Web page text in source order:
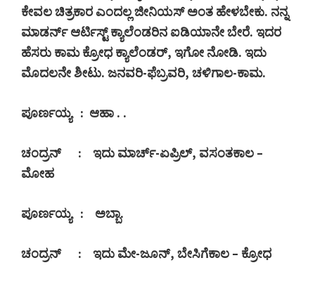
ಕೇವಲ ಚಿತ್ರಕಾರ ಎಂದಲ್ಲ ಜೀನಿಯಸ್ ಅಂತ ಹೇಳಬೇಕು. ನನ್ನ
ಮಾಡರ್ನ್ ಆರ್ಟಿಸ್ಟ್ ಕ್ಯಾಲೆಂಡರಿನ ಐಡಿಯಾನೇ ಬೇರೆ. ಇದರ
ಹೆಸರು ಕಾಮ ಕ್ರೋಧ ಕ್ಯಾಲೆಂಡರ್, ಇಗೋ ನೋಡಿ. ಇದು
ಮೊದಲನೇ ಶೀಟು. ಜನವರಿ-ಫೆಬ್ರವರಿ, ಚಳಿಗಾಲ-ಕಾಮ.
ಪೂರ್ಣಯ್ಯ: ಆಹಾ . .
ಚಂದ್ರನ್: ಇದು ಮಾರ್ಚ್-ಏಪ್ರಿಲ್, ವಸಂತಕಾಲ –
ಮೋಹ
ಪೂರ್ಣಯ್ಯ: ಅಬ್ಬಾ.
ಚಂದ್ರನ್: ಇದು ಮೇ-ಜೂನ್, ಬೇಸಿಗೆಕಾಲ – ಕ್ರೋಧ